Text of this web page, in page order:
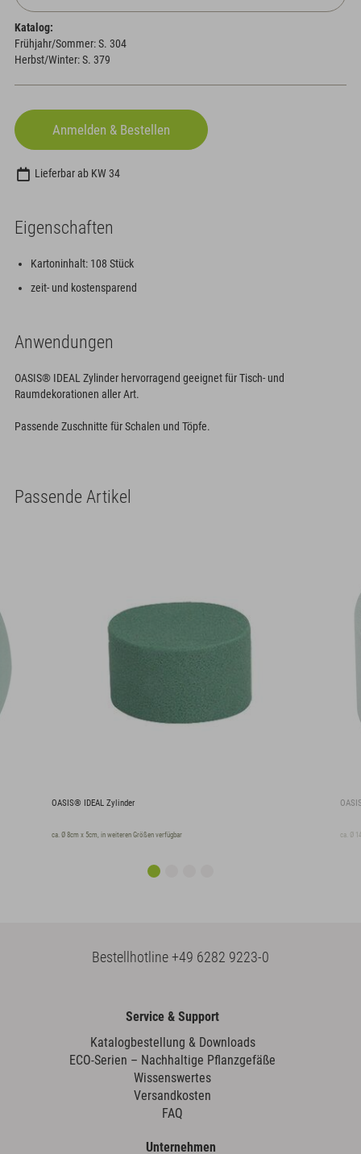
Katalog:
Frühjahr/Sommer: S. 304
Herbst/Winter: S. 379
Lieferbar ab KW 34
Eigenschaften
Kartoninhalt: 108 Stück
zeit- und kostensparend
Anwendungen
OASIS® IDEAL Zylinder hervorragend geeignet für Tisch- und
Raumdekorationen aller Art.
Passende Zuschnitte für Schalen und Töpfe.
Passende Artikel
OASIS® IDEAL Zylinder
ca. Ø 8cm x 5cm, in weiteren Größen verfügbar ca. Ø
Bestellhotline+49 6282 9223-0
Service & Support
Katalogbestellung & Downloads
ECO-Serien – Nachhaltige Pflanzgefäße
Wissenswertes
Versandkosten
FAQ
Unternehmen